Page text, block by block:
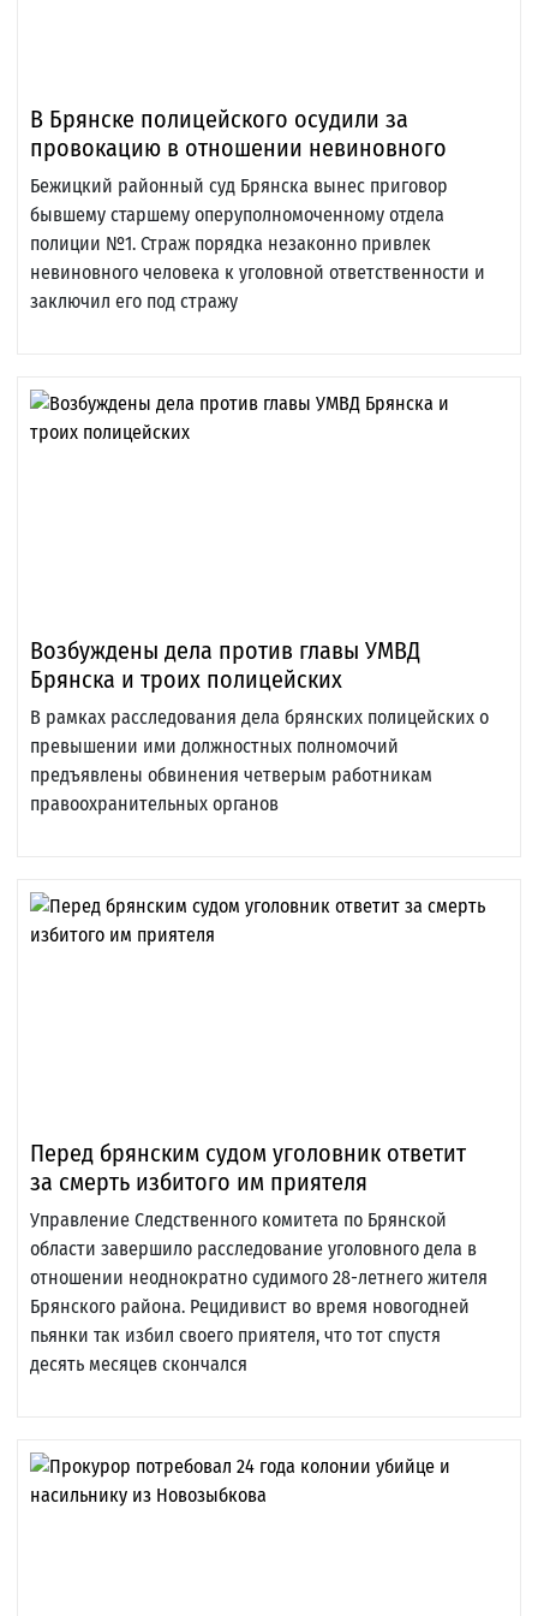
В Брянске полицейского осудили за
провокацию в отношении невиновного
Бежицкий районный суд Брянска вынес приговор
бывшему старшему оперуполномоченному отдела
полиции №1. Страж порядка незаконно привлек
невиновного человека к уголовной ответственности и
заключил его под стражу
Возбуждены дела против главы УМВД
Брянска и троих полицейских
В рамках расследования дела брянских полицейских о
превышении ими должностных полномочий
предъявлены обвинения четверым работникам
правоохранительных органов
Перед брянским судом уголовник ответит
за смерть избитого им приятеля
Управление Следственного комитета по Брянской
области завершило расследование уголовного дела в
отношении неоднократно судимого 28-летнего жителя
Брянского района. Рецидивист во время новогодней
пьянки так избил своего приятеля, что тот спустя
десять месяцев скончался